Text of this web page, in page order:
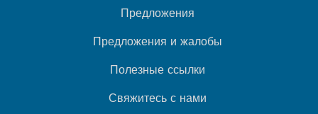
Предложения
Предложения и жалобы
Полезные ссылки
Свяжитесь с нами